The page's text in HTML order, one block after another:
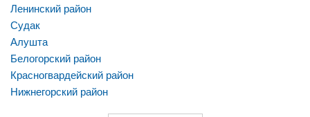
Ленинский район
Судак
Алушта
Белогорский район
Красногвардейский район
Нижнегорский район